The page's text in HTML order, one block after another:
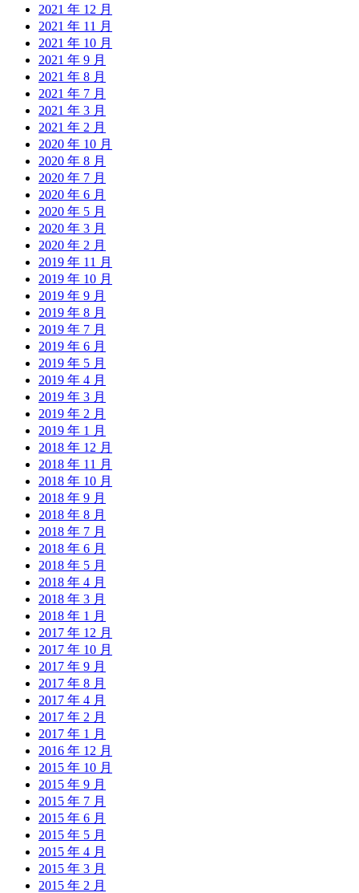
2021 年 12 月
2021 年 11 月
2021 年 10 月
2021 年 9 月
2021 年 8 月
2021 年 7 月
2021 年 3 月
2021 年 2 月
2020 年 10 月
2020 年 8 月
2020 年 7 月
2020 年 6 月
2020 年 5 月
2020 年 3 月
2020 年 2 月
2019 年 11 月
2019 年 10 月
2019 年 9 月
2019 年 8 月
2019 年 7 月
2019 年 6 月
2019 年 5 月
2019 年 4 月
2019 年 3 月
2019 年 2 月
2019 年 1 月
2018 年 12 月
2018 年 11 月
2018 年 10 月
2018 年 9 月
2018 年 8 月
2018 年 7 月
2018 年 6 月
2018 年 5 月
2018 年 4 月
2018 年 3 月
2018 年 1 月
2017 年 12 月
2017 年 10 月
2017 年 9 月
2017 年 8 月
2017 年 4 月
2017 年 2 月
2017 年 1 月
2016 年 12 月
2015 年 10 月
2015 年 9 月
2015 年 7 月
2015 年 6 月
2015 年 5 月
2015 年 4 月
2015 年 3 月
2015 年 2 月